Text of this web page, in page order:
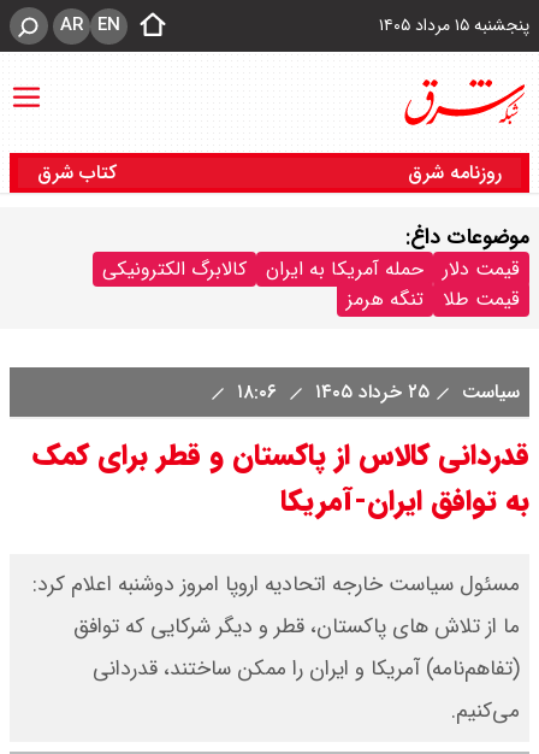
پنجشنبه ۱۵ مرداد ۱۴۰۵ EN
AR
روزنامه شرق کتاب شرق
موضوعات داغ:
قیمت دلار حمله آمریکا به ایران
کالابرگ الکترونیکی
قیمت طلا
تنگه هرمز
سیاست ۲۵ خرداد ۱۴۰۵
قدردانی کالاس از پاکستان و قطر برای کمک
به توافق ایران-آمریکا
مسئول سیاست خارجه اتحادیه اروپا امروز دوشنبه اعلام کرد:
ما از تلاش‌ های پاکستان، قطر و دیگر شرکایی که توافق
(تفاهم‌نامه) آمریکا و ایران را ممکن ساختند، قدردانی
می‌کنیم.